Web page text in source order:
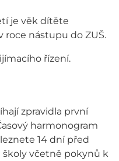
je věk dítěte
roce nástupu do ZUŠ.
řízení.
zpravidla první
harmonogram
14 dní před
včetně pokynů k